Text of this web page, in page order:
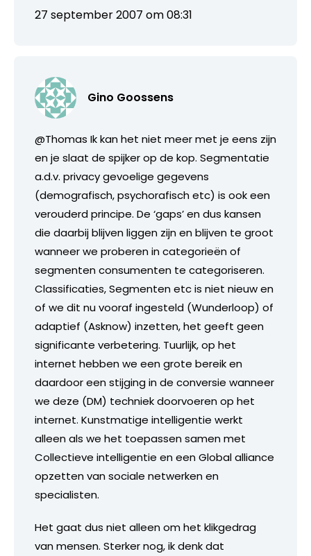
27 september 2007 om 08:31
Gino Goossens
@Thomas Ik kan het niet meer met je eens zijn
en je slaat de spijker op de kop. Segmentatie
a.d.v. privacy gevoelige gegevens
(demografisch, psychorafisch etc) is ook een
verouderd principe. De ‘gaps’ en dus kansen
die daarbij blijven liggen zijn en blijven te groot
wanneer we proberen in categorieën of
segmenten consumenten te categoriseren.
Classificaties, Segmenten etc is niet nieuw en
of we dit nu vooraf ingesteld (Wunderloop) of
adaptief (Asknow) inzetten, het geeft geen
significante verbetering. Tuurlijk, op het
internet hebben we een grote bereik en
daardoor een stijging in de conversie wanneer
we deze (DM) techniek doorvoeren op het
internet. Kunstmatige intelligentie werkt
alleen als we het toepassen samen met
Collectieve intelligentie en een Global alliance
opzetten van sociale netwerken en
specialisten.
Het gaat dus niet alleen om het klikgedrag
van mensen. Sterker nog, ik denk dat